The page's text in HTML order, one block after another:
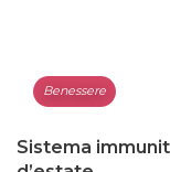
Benessere
Sistema